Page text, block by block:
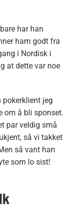
har han
ham godt fra
i Nordisk i
at dette var noe
jeg
om å bli sponset.
par veldig små
så vi takket
så vant han
som lo sist!